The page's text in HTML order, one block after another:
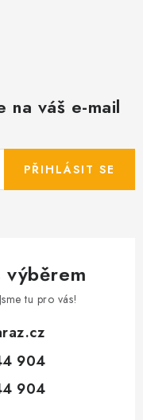
na váš e-mail
PŘIHLÁSIT SE
výběrem
tu pro vás!
904
904